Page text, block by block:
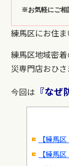
※お気軽にご相
練馬区にお住ま
練馬区地域密
災専門店おひ
今回は 『な
【練馬
【練馬